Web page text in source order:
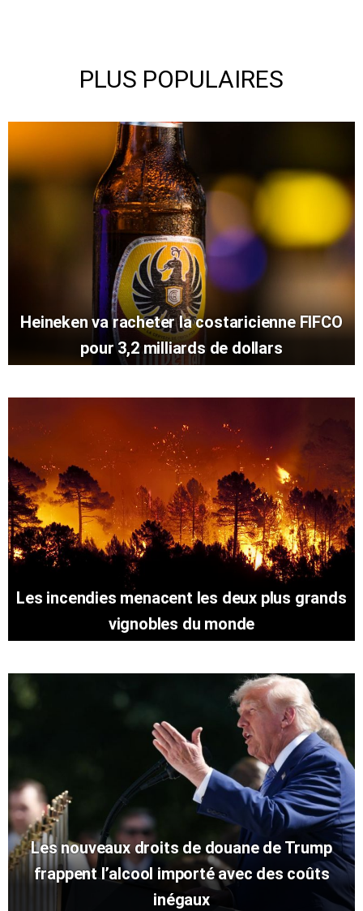
PLUS POPULAIRES
Heineken va racheter la costaricienne FIFCO
pour 3,2 milliards de dollars
Les incendies menacent les deux plus grands
vignobles du monde
Les nouveaux droits de douane de Trump
frappent l’alcool importé avec des coûts
inégaux